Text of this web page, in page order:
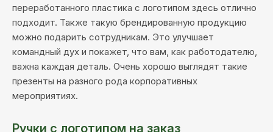
переработанного пластика с логотипом здесь отлично
подходит. Также такую брендированную продукцию
можно подарить сотрудникам. Это улучшает
командный дух и покажет, что вам, как работодателю,
важна каждая деталь. Очень хорошо выглядят такие
презенты на разного рода корпоративных
мероприятиях.
Ручки с логотипом на заказ